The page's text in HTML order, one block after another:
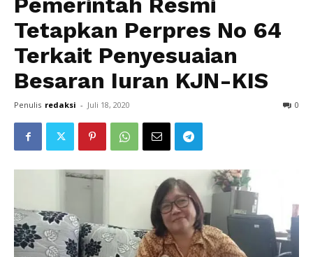
Tetapkan Perpres No 64
Terkait Penyesuaian
Besaran Iuran KJN-KIS
Penulis redaksi - Juli 18, 2020 0